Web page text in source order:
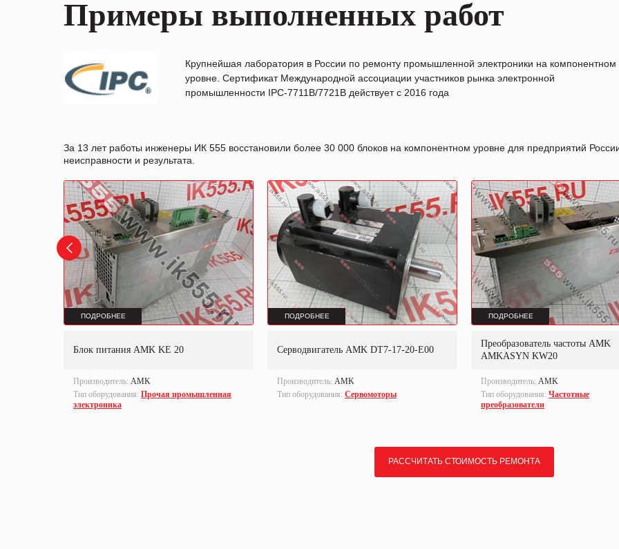
Примеры выполненных работ
Крупнейшая лаборатория в России по ремонту промышленной электроники на компонентном
уровне. Сертификат Международной ассоциации участников рынка электронной
промышленности IPC-7711B/7721B действует с 2016 года
За 13 лет работы инженеры ИК 555 восстановили более 30 000 блоков на компонентном уровне для предприятий
неисправности и результата.
ПОДРОБНЕЕ
Блок питания AMK KE 20
Производитель: AMK
Тип оборудования: Прочая промышленная
электроника
ПОДРОБНЕЕ
Серводвигатель AMK DT7-17-20-E00
Производитель: AMK
Тип оборудования: Сервомоторы
ПОДРОБНЕЕ
Преобразователь частоты AMK
AMKASYN KW20
Производитель: AMK
Тип оборудования: Частотные
преобразователи
РАССЧИТАТЬ СТОИМОСТЬ РЕМОНТА